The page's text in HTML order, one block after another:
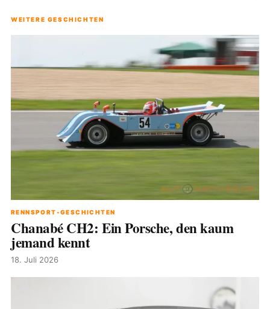
WEITERE GESCHICHTEN
RENNSPORT-GESCHICHTEN
Chanabé CH2: Ein Porsche, den kaum
jemand kennt
18. Juli 2026